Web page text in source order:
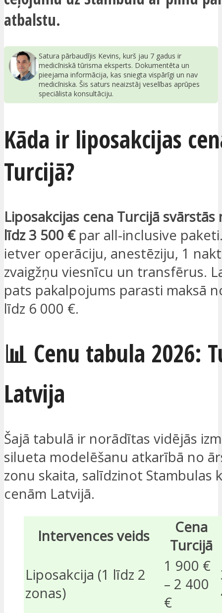
atbalstu.
Satura pārbaudījis Kevins, kurš jau 7 gadus ir
medicīniskā tūrisma eksperts. Dokumentēta un
pieejama informācija, kas sniegta vispārīgi un nav
medicīniska. Šis saturs neaizstāj veselības aprūpes
speciālista konsultāciju.
Kāda ir liposakcijas
Turcijā?
Liposakcijas cena Turcijā svārstās
līdz 3 500 €par all-inclusive
ietver operāciju, anestēziju, 1
zvaigžņu viesnīcu un transfērus.
pats pakalpojums parasti maksā
līdz 6 000 €.
📊 Cenu tabula 2026:
Latvija
Šajā tabulā ir norādītas vidējās
silueta modelēšanu atkarībā no
zonu skaita, salīdzinot Stambulas
cenām Latvijā.
Intervences veids
Cena
Turcijā
Liposakcija (1 līdz 2
zonas)
1 900 €
– 2 400
€